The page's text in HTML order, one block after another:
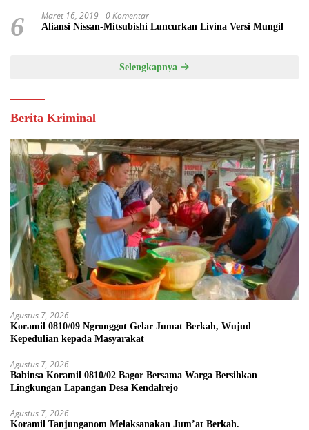
6 Maret 16, 2019 0 Komentar
Aliansi Nissan-Mitsubishi Luncurkan Livina Versi Mungil
Selengkapnya
Berita Kriminal
Agustus 7, 2026
Koramil 0810/09 Ngronggot Gelar Jumat Berkah, Wujud
Kepedulian kepada Masyarakat
Agustus 7, 2026
Babinsa Koramil 0810/02 Bagor Bersama Warga Bersihkan
Lingkungan Lapangan Desa Kendalrejo
Agustus 7, 2026
Koramil Tanjunganom Melaksanakan Jum’at Berkah.